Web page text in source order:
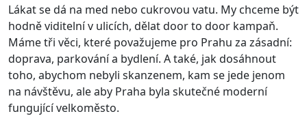
Lákat se dá na med nebo cukrovou vatu. My chceme být
hodně viditelní v ulicích, dělat door to door kampaň.
Máme tři věci, které považujeme pro Prahu za zásadní:
doprava, parkování a bydlení. A také, jak dosáhnout
toho, abychom nebyli skanzenem, kam se jede jenom
na návštěvu, ale aby Praha byla skutečné moderní
fungující velkoměsto.